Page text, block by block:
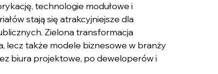
technologie modułowe i
stają się atrakcyjniejsze dla
Zielona transformacja
lecz także modele biznesowe w branży
biura projektowe, po deweloperów i